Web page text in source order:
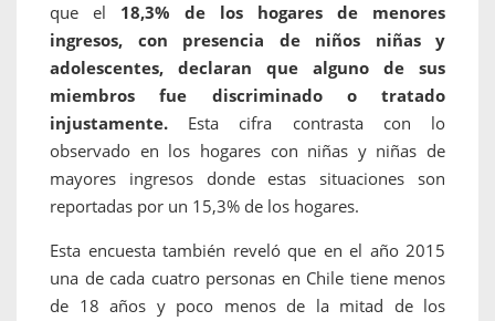
que el 18,3% de los hogares de menores
ingresos, con presencia de niños niñas y
adolescentes, declaran que alguno de sus
miembros fue discriminado o tratado
injustamente. Esta cifra contrasta con lo
observado en los hogares con niñas y niñas de
mayores ingresos donde estas situaciones son
reportadas por un 15,3% de los hogares.
Esta encuesta también reveló que en el año 2015
una de cada cuatro personas en Chile tiene menos
de 18 años y poco menos de la mitad de los